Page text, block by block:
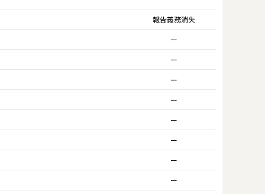
報告義務消失
ー
ー
ー
ー
ー
ー
ー
ー